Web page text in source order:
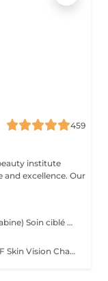
459
institute
excellence. Our
Soin Perk Yeux Booster Hydrafacial (Soin Cabine) Soin ciblé du contour des yeux réalisé en cabine, en complément d'un soin Hydrafacial. Le Perk Yeux exfolie délicatement et infuse un sérum concentré pour hydrater, lisser les ridules et illuminer le regard. Résultat immédiat: un contour de l'il plus frais, défatigué et lumineux. Fonctionnement : Le soin nécessite l'achat d'un booster personnel au prix de 50€. Ce booster, conservé en cabine, permet de réaliser 3 séances en complément d'un Hydrafacial.
Analyse précise de la peau avec l'appareil EF Skin Vision Chaque peau étant unique, nous analysons ensemble les besoins actuels de votre peau. L'appareil diagnostic effectue une analyse complète. Il détermine l'identité de votre peau en quelques minutes, en se basant sur 9 paramètres spécifiques: hydratation, excès de sébum, élasticité, desquamation, pores, taches pigmentaires, rides pattes d'oie, rides du front, couperose. Soin des yeux liftant pour un regard éclatant. Un soin intensif du contour des yeux; massage très efficace des points de pression, massage anti-age liftant, Expert Eye patch et soin intensif du contour des yeux avec la technologie Oxy Booster. Grâce à ce soin les poches et les cernes sont atténuées, les rides sont lissées, le regard est plus éclatant et la fatigue est éliminée.